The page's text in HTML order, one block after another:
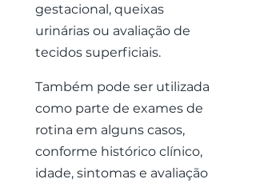
gestacional, queixas
urinárias ou avaliação de
tecidos superficiais.
Também pode ser utilizada
como parte de exames de
rotina em alguns casos,
conforme histórico clínico,
idade, sintomas e avaliação